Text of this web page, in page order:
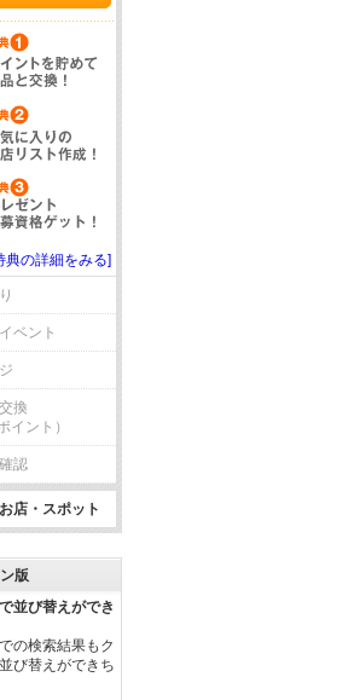
の詳細をみる]
ベント
換
イント）
認
店・スポット
版
並び替えができ
の検索結果もク
び替えができち